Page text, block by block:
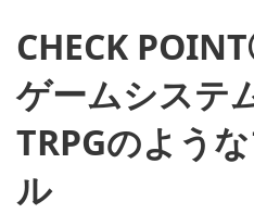
CHECK
ゲームシステ
TRPGのよう
ル